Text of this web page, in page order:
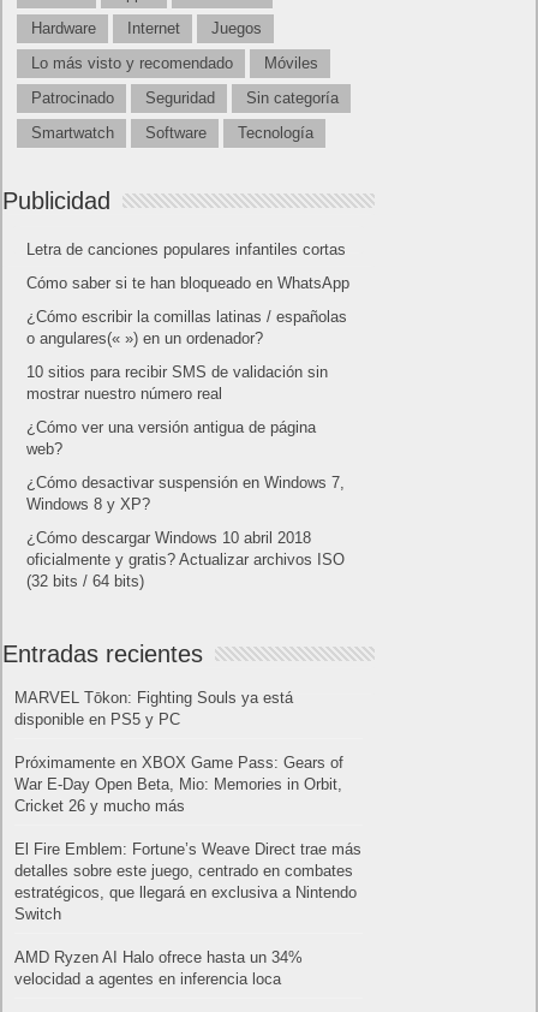
Hardware
Internet
Juegos
Lo más visto y recomendado
Móviles
Patrocinado
Seguridad
Sin categoría
Smartwatch
Software Tecnología
Publicidad
Letra de canciones populares infantiles cortas
Cómo saber si te han bloqueado en WhatsApp
¿Cómo escribir la comillas latinas / españolas
o angulares(« ») en un ordenador?
10 sitios para recibir SMS de validación sin
mostrar nuestro número real
¿Cómo ver una versión antigua de página
web?
¿Cómo desactivar suspensión en Windows 7,
Windows 8 y XP?
¿Cómo descargar Windows 10 abril 2018
oficialmente y gratis? Actualizar archivos ISO
(32 bits / 64 bits)
Entradas recientes
MARVEL Tōkon: Fighting Souls ya está
disponible en PS5 y PC
Próximamente en XBOX Game Pass: Gears of
War E-Day Open Beta, Mio: Memories in Orbit,
Cricket 26 y mucho más
El Fire Emblem: Fortune’s Weave Direct trae más
detalles sobre este juego, centrado en combates
estratégicos, que llegará en exclusiva a Nintendo
Switch
AMD Ryzen AI Halo ofrece hasta un 34%
velocidad a agentes en inferencia loca